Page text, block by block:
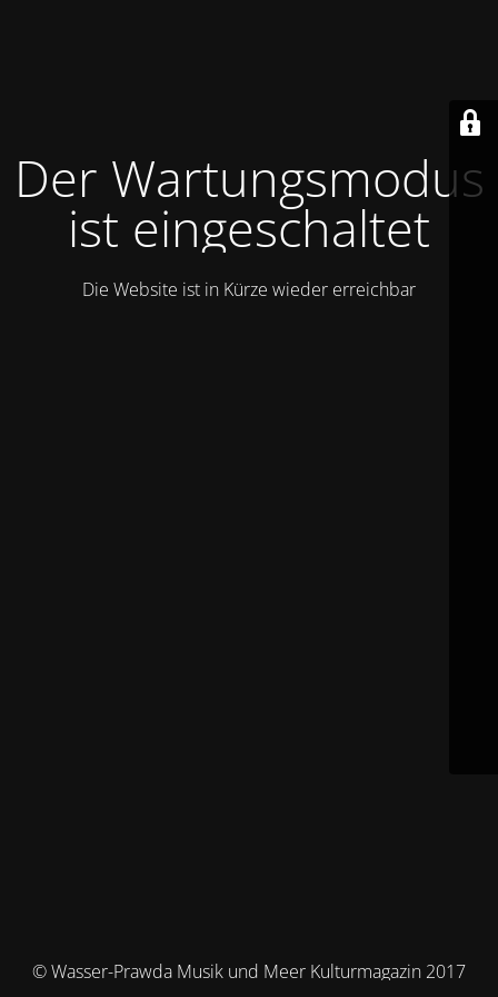
Der Wartungsmodus
ist eingeschaltet
Die Website ist in Kürze wieder erreichbar
© Wasser-Prawda Musik und Meer Kulturmagazin 2017